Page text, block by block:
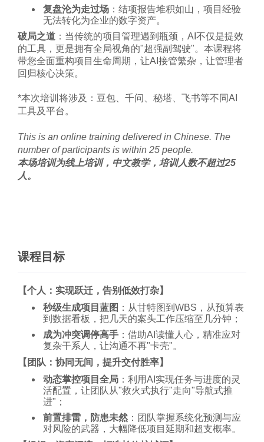
复盘沦为走过场 ：结项报告堆积如山，项目经验
无法转化为企业的数字资产。
破局之道 ：当传统的项目管理遇到瓶颈，AI不仅是提效
的工具，更是拥有全局视角的"超强副驾驶"。本课程将
带您全面重构项目生命周期，让AI接管繁杂，让管理者
回归核心决策。
*本次培训将涉及：豆包、千问、秘塔、飞书等不同AI
工具及平台。
This is an online training delivered in Chinese. The
number of participants is within 25 people.
本场培训为线上培训，中文教学，培训人数不超过25
人。
课程目标
【个人：实现跃迁，告别低效打杂】
秒级生成项目蓝图 ：从甘特图到WBS，从预算表
到数据看板，把几天的案头工作压缩至几分钟；
成为冲突调停高手 ：借助AI读懂人心，精准应对
复杂干系人，让沟通不再"卡壳"。
【团队：协同无间，提升交付胜率】
动态掌控项目全局 ：利用AI实现任务与进度的灵
活配置，让团队从"救火式执行"走向"导航式推
进"；
前置排雷，防患未然 ：团队掌握系统化预测与应
对风险的武器，大幅降低项目延期和超支概率。